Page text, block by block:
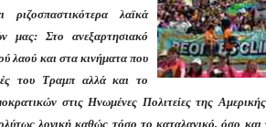
ριζοσπαστικότερα λαϊκά
μας: Στο ανεξαρτησιακό
λαού και στα κινήματα που
του Τραμπ αλλά και το
στις Ηνωμένες Πολιτείες της
λογική καθώς τόσο το καταλανικό, όσο και